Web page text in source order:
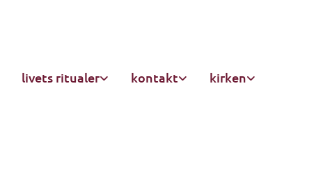
livets ritualer kontakt kirken